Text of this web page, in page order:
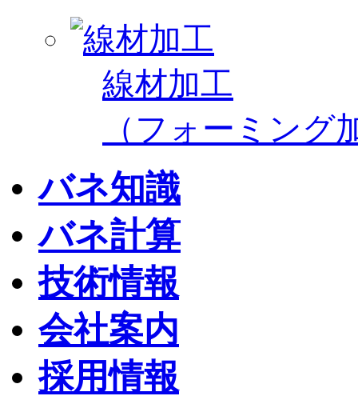
線材加工
（フォーミング
バネ知識
バネ計算
技術情報
会社案内
採用情報